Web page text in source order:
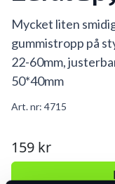
Mycket liten
gummistropp på
22-60mm,
50*40mm
Art. nr: 4715
159 kr